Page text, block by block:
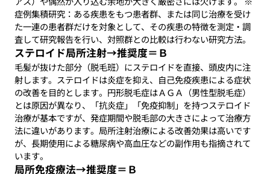
症例集積研究：ある疾患をもつ患者群、または同じ治療を受け
た一連の患者群だけを対象として、その疾患の特徴を測定・調
査して研究報告を行い、対照群との比較は行わない研究方法。
ステロイド局所注射→推奨度＝Ｂ
毛髪が抜けた部分（脱毛班）にステロイドを直接、頭皮内に注
射します。ステロイドは炎症を抑え、自己免疫疾患による症状
の改善を目的とします。円形脱毛症はＡＧＡ（男性型脱毛症）
とは原因が異なり、「抗炎症」「免疫抑制」を持つステロイド
治療が基本ですが、発症期間や脱毛部の大きさによって治療方
法に違いがあります。局所注射治療による改善効果は高いです
が、長期使用による糖尿病や高血圧などの副作用も指摘されて
います。
局所免疫療法→推奨度＝Ｂ